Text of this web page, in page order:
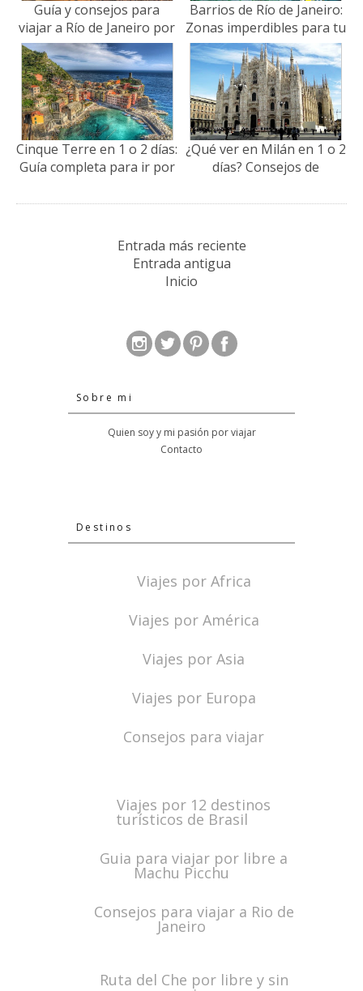
Guía y consejos para
viajar a Río de Janeiro por
libre (2026)
Barrios de Río de Janeiro:
Zonas imperdibles para tu
viaje (con tips 2026)
Cinque Terre en 1 o 2 días:
Guía completa para ir por
¿Qué ver en Milán en 1 o 2
días? Consejos de
Entrada más reciente
Entrada antigua
Inicio
Sobre mi
Quien soy y mi pasión por viajar
Contacto
Destinos
Viajes por Africa
Viajes por América
Viajes por Asia
Viajes por Europa
Consejos para viajar
Viajes por 12 destinos
turísticos de Brasil
Guia para viajar por libre a
Machu Picchu
Consejos para viajar a Rio de
Janeiro
Ruta del Che por libre y sin